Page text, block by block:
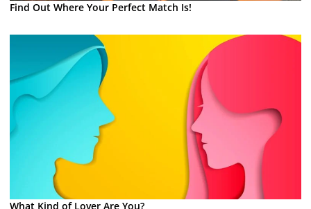
Find Out Where Your Perfect Match Is!
What Kind of Lover Are You?